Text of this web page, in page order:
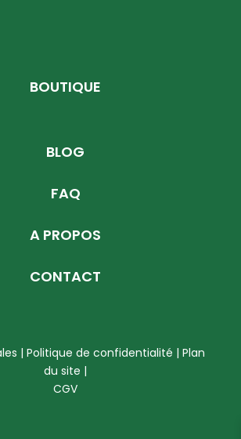
BOUTIQUE
BLOG
FAQ
A PROPOS
CONTACT
| Politique de confidentialité |Plan
du site |
CGV